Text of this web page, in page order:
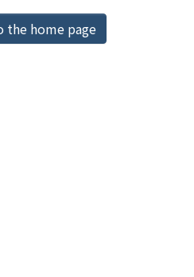
the home page